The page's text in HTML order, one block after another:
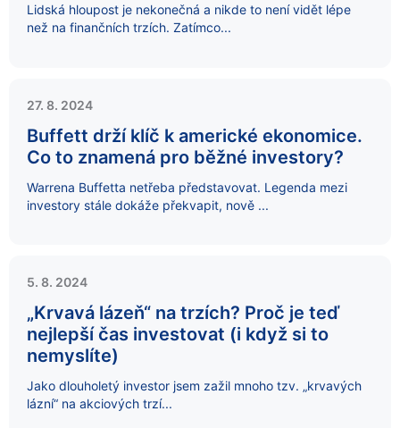
Lidská hloupost je nekonečná a nikde to není vidět lépe
než na finančních trzích. Zatímco...
27. 8. 2024
Buffett drží klíč k americké ekonomice.
Co to znamená pro běžné investory?
Warrena Buffetta netřeba představovat. Legenda mezi
investory stále dokáže překvapit, nově ...
5. 8. 2024
„Krvavá lázeň“ na trzích? Proč je teď
nejlepší čas investovat (i když si to
nemyslíte)
Jako dlouholetý investor jsem zažil mnoho tzv. „krvavých
lázní“ na akciových trzí...